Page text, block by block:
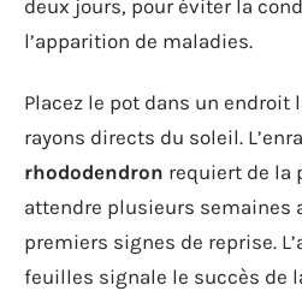
deux jours, pour éviter la
l’apparition de maladies.
Placez le pot dans un endroit
rayons directs du soleil.
rhododendron requiert de la
attendre plusieurs semaines
premiers signes de reprise.
feuilles signale le succès de